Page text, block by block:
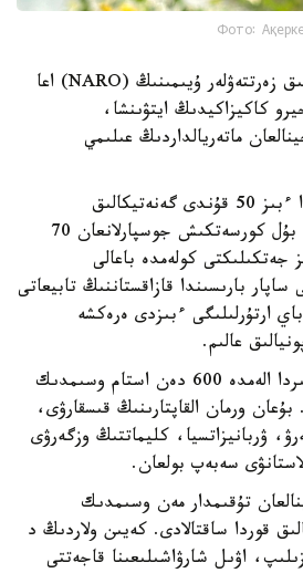
Фото:
جاپونيانىڭ ۇلتتىق اگرارلىق زەرتتەۋلەر ۇيىمىنىڭ (NARO) اعا
كاكيزاكيدىڭ ايتۋىنشا،
ماتەريالداردىڭ عىلىمي
- ەكسپەديتسيا بارىسىندا ءبىز 50 قۇندى گەنەتيكالىق
رەسۋرستى جيناي الدىق. بۇل كورسەتكىش جوسپارلانعان 70
جەتكىلىكتى كولەمدە باعالى
بارىسىندا قازاقستاننىڭ تابيعاتى
ارتۇرلىلىگى ءبىزدى ەرەكشە
عالىم.
جالپى سوڭعى ءۇش عاسىردا الەمدە 600 دەن استام وسىمدىك
ورمان القاپتارىنىڭ قىسقارۋى،
ۋربانيزاتسيا، كليماتتىڭ وزگەرۋى
سەبەپ بولعان.
تۇقىمدار مەن وسىمدىك
قوردا ساقتالادى. كەيىن ولاردىڭ د
اۋىل شارۋاشىلىعىنا قاجەتتى